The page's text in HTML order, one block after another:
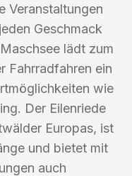
Veranstaltungen
Geschmack
lädt zum
Fahrradfahren ein
wie
Der Eilenriede
Europas, ist
und bietet mit
auch